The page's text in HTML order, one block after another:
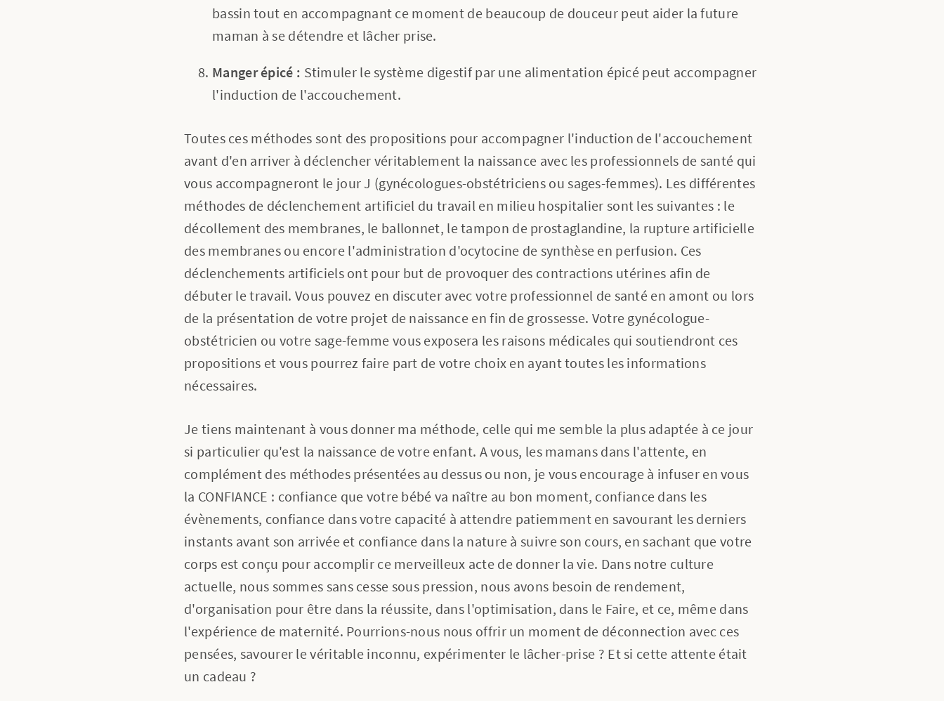
bassin tout en accompagnant ce moment de beaucoup de douceur peut aider la future
maman à se détendre et lâcher prise.
Manger épicé : Stimuler le système digestif par une alimentation épicé peut accompagner
l'induction de l'accouchement.
Toutes ces méthodes sont des propositions pour accompagner l'induction de l'accouchement
avant d'en arriver à déclencher véritablement la naissance avec les professionnels de santé qui
vous accompagneront le jour J (gynécologues-obstétriciens ou sages-femmes). Les différentes
méthodes de déclenchement artificiel du travail en milieu hospitalier sont les suivantes : le
décollement des membranes, le ballonnet, le tampon de prostaglandine, la rupture artificielle
des membranes ou encore l'administration d'ocytocine de synthèse en perfusion. Ces
déclenchements artificiels ont pour but de provoquer des contractions utérines afin de
débuter le travail. Vous pouvez en discuter avec votre professionnel de santé en amont ou lors
de la présentation de votre projet de naissance en fin de grossesse. Votre gynécologue-
obstétricien ou votre sage-femme vous exposera les raisons médicales qui soutiendront ces
propositions et vous pourrez faire part de votre choix en ayant toutes les informations
nécessaires.
Je tiens maintenant à vous donner ma méthode, celle qui me semble la plus adaptée à ce jour
si particulier qu'est la naissance de votre enfant. A vous, les mamans dans l'attente, en
complément des méthodes présentées au dessus ou non, je vous encourage à infuser en vous
la CONFIANCE : confiance que votre bébé va naître au bon moment, confiance dans les
évènements, confiance dans votre capacité à attendre patiemment en savourant les derniers
instants avant son arrivée et confiance dans la nature à suivre son cours, en sachant que votre
corps est conçu pour accomplir ce merveilleux acte de donner la vie. Dans notre culture
actuelle, nous sommes sans cesse sous pression, nous avons besoin de rendement,
d'organisation pour être dans la réussite, dans l'optimisation, dans le Faire, et ce, même dans
l'expérience de maternité. Pourrions-nous nous offrir un moment de déconnection avec ces
pensées, savourer le véritable inconnu, expérimenter le lâcher-prise ? Et si cette attente était
un cadeau ?